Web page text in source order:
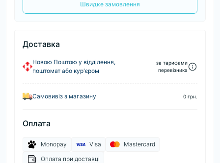
Швидке замовлення
Доставка
Новою Поштою у відділення,
поштомат або кур'єром
за тарифами
перевізника
Самовивіз з магазину 0 грн.
Оплата
Monopay Visa
Mastercard
Оплата при доставці